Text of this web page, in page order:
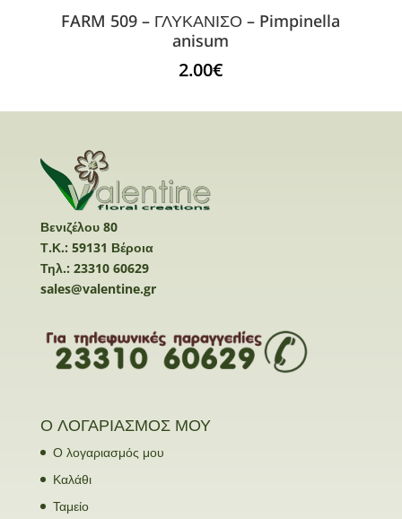
FARM 509 – ΓΛΥΚΑΝΙΣΟ – Pimpinella
anisum
2.00€
Βενιζέλου 80
Τ.Κ.: 59131 Βέροια
Τηλ.: 23310 60629
sales@valentine.gr
Ο ΛΟΓΑΡΙΑΣΜΟΣ ΜΟΥ
Ο λογαριασμός μου
Καλάθι
Ταμείο